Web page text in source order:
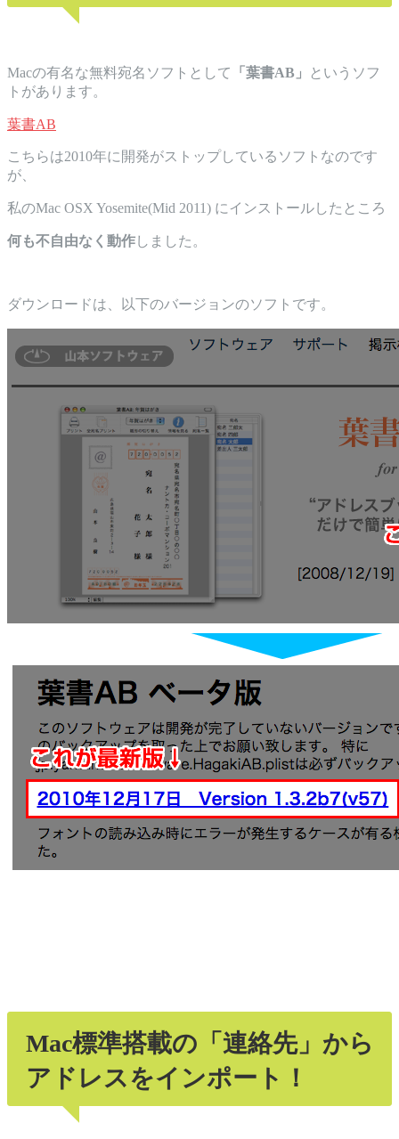
Macの有名な無料宛名ソフトとして 「葉書AB」
というソフ
トがあります。
葉書AB
こちらは2010年に開発がストップしているソフトなのです
が、
私のMac OSX Yosemite(Mid 2011) にインストールしたところ
何も不自由なく動作しました。
ダウンロードは、以下のバージョンのソフトです。
Mac標準搭載の「連絡先」から
アドレスをインポート！